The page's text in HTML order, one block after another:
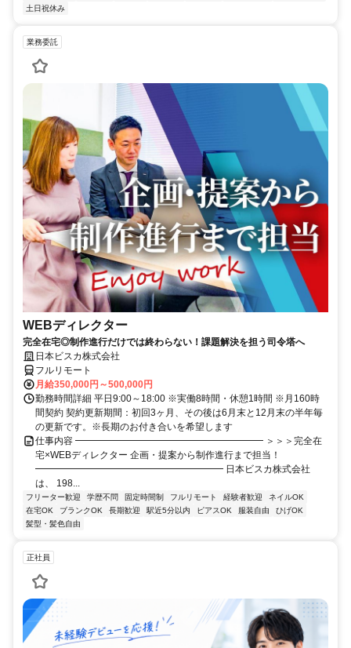
土日祝休み
業務委託
WEBディレクター
完全在宅◎制作進行だけでは終わらない！課題解決を担う司令塔へ
日本ビスカ株式会社
フルリモート
月給350,000円～500,000円
勤務時間詳細 平日9:00～18:00 ※実働8時間・休憩1時間 ※月160時
間契約 契約更新期間：初回3ヶ月、その後は6月末と12月末の半年毎
の更新です。※長期のお付き合いを希望します
仕事内容 ━━━━━━━━━━━━━━━━━━━━ ＞＞＞完全在
宅×WEBディレクター 企画・提案から制作進行まで担当！
━━━━━━━━━━━━━━━━━━━━ 日本ビスカ株式会社
は、 198...
フリーター歓迎 学歴不問 固定時間制 フルリモート 経験者歓迎
ネイルOK
在宅OK
ブランクOK 長期歓迎 駅近5分以内 ピアスOK 服装自由
ひげOK
髪型・髪色自由
正社員